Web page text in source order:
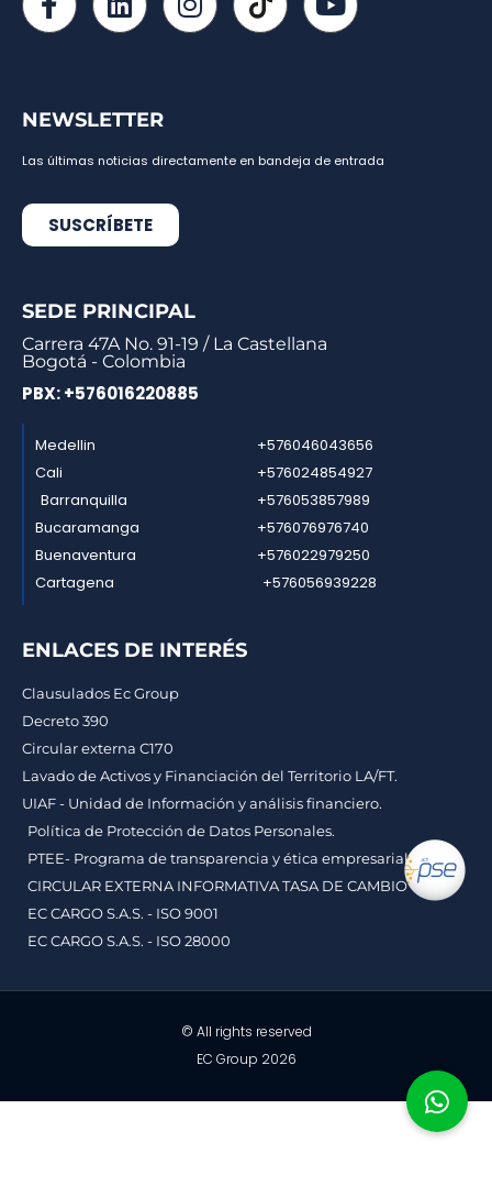
NEWSLETTER
Las últimas noticias directamente en bandeja de entrada
SUSCRÍBETE
SEDE PRINCIPAL
Carrera 47A No. 91-19 / La Castellana
Bogotá - Colombia
PBX: +576016220885
Medellin
Cali
Barranquilla
Bucaramanga
Buenaventura
Cartagena
+576046043656
+576024854927
+576053857989
+576076976740
+576022979250
+576056939228
ENLACES DE INTERÉS
Clausulados Ec Group
Decreto 390
Circular externa C170
Lavado de Activos y Financiación del Territorio LA/FT.
UIAF - Unidad de Información y análisis financiero.
Política de Protección de Datos Personales.
PTEE- Programa de transparencia y ética empresarial.
CIRCULAR EXTERNA INFORMATIVA TASA DE CAMBIO
EC CARGO S.A.S. - ISO 9001
EC CARGO S.A.S. - ISO 28000
© All rights reserved
EC Group 2026